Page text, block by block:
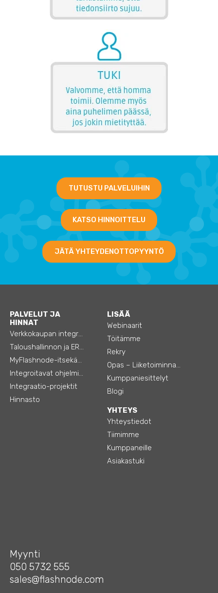
TUTUSTU PALVELUIHIN
KATSO HINNOITTELU
JÄTÄ YHTEYDENOTTOPYYNTÖ
PALVELUT JA
HINNAT
Verkkokaupan integraatiot
Taloushallinnon ja ERP:n integraatiot
MyFlashnode-itsekäyttö-automaatio
Integroitavat ohjelmistot
Integraatio-projektit
Hinnasto
LISÄÄ
Webinaarit
Töitämme
Rekry
Opas – Liiketoiminnan tehostamiseen
Kumppaniesittelyt
Blogi
YHTEYS
Yhteystiedot
Tiimimme
Kumppaneille
Asiakastuki
Myynti
050 5732 555
sales@flashnode.com